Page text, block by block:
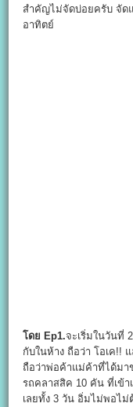
สำคัญไม่จัดบ่อยครับ จัดแ
อาทิตย์
โดย Ep1.จะเริ่มในวันที่
กับในห้าง ถือว่า โอเค!!
ถือว่าพ่อค้าแม่ค้าที่ได้ม
รถคลาสสิค 10 คัน ที่เข้
เลยทั้ง 3 วัน อิ่มไม่พอไม่